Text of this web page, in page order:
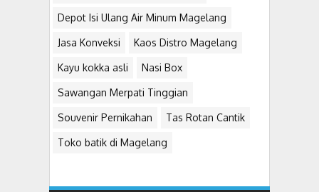
Depot Isi Ulang Air Minum Magelang
Jasa Konveksi Kaos Distro Magelang
Kayu kokka asli Nasi Box
Sawangan Merpati Tinggian
Souvenir Pernikahan Tas Rotan Cantik
Toko batik di Magelang